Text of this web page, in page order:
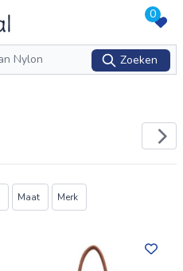
0
Zoeken
Maat Merk